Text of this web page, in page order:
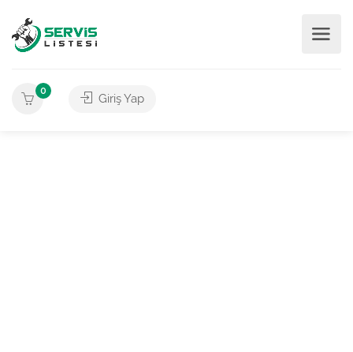
0
Giriş Yap